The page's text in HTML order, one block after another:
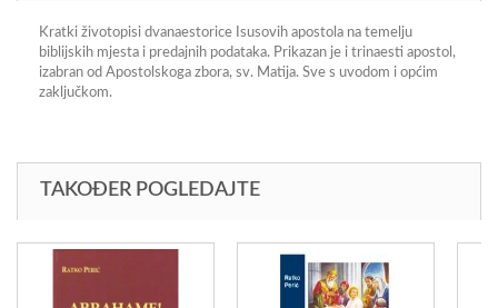
Kratki životopisi dvanaestorice Isusovih apostola na temelju
biblijskih mjesta i predajnih podataka. Prikazan je i trinaesti apostol,
izabran od Apostolskoga zbora, sv. Matija. Sve s uvodom i općim
zaključkom.
TAKOĐER POGLEDAJTE